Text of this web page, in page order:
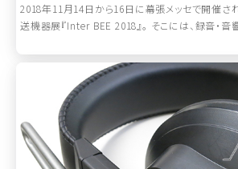
2018年11月14日から16日に幕張メッセで開催さ
送機器展『Inter BEE 2018』。 そこには、録音・